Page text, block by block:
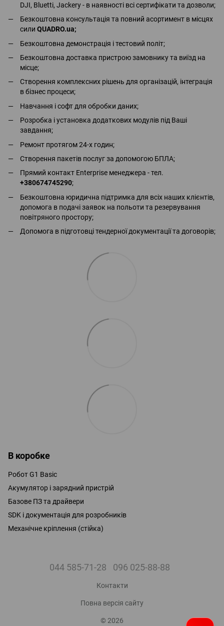
DJI, Bluetti, Jackery - в наявності всі сертифікати та дозволи;
Безкоштовна консультація та повний асортимент в місцях
сили QUADRO.ua;
Безкоштовна демонстрація і тестовий політ;
Безкоштовна доставка пристрою замовнику та виїзд на
місце;
Створення комплексних рішень для організацій, інтеграція
в бізнес процеси;
Навчання і софт для обробки даних;
Розробка і установка додаткових модулів під Ваші
завдання;
Ремонт протягом 24-х годин;
Створення пакетів послуг за допомогою БПЛА;
Прямий контакт Enterprise менеджера - тел.
+380674745290;
Безкоштовна юридична підтримка для всіх наших клієнтів,
допомога в подачі заявок на польоти та резервування
повітряного простору;
Допомога в підготовці тендерної документації та договорів;
В коробке
Робот G1 Basic
Акумулятор і зарядний пристрій
Базове ПЗ та драйвери
SDK і документація для розробників
Механічне кріплення (стійка)
044 585-71-28 096 025-88-88
Контакти
Повна версія сайту
© 2026